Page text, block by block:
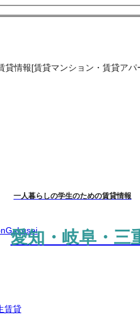
貸情報[賃貸マンション・賃貸ア
一人暮らしの学生のための賃貸情報
愛知・岐阜・三
賃貸